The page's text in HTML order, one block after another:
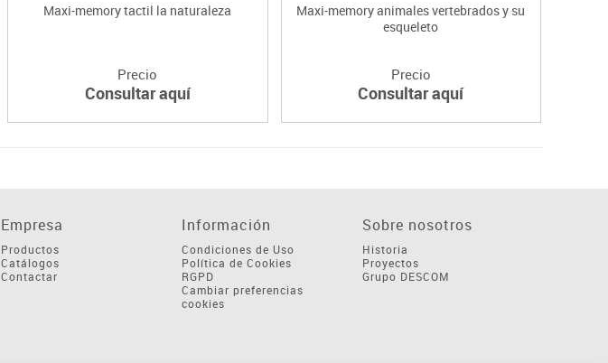
Maxi-memory tactil la naturaleza
Precio
Consultar aquí
Maxi-memory animales vertebrados y su
esqueleto
Precio
Consultar aquí
Empresa
Productos
Catálogos
Contactar
Información
Condiciones de Uso
Política de Cookies
RGPD
Cambiar preferencias
cookies
Sobre nosotros
Historia
Proyectos
Grupo DESCOM